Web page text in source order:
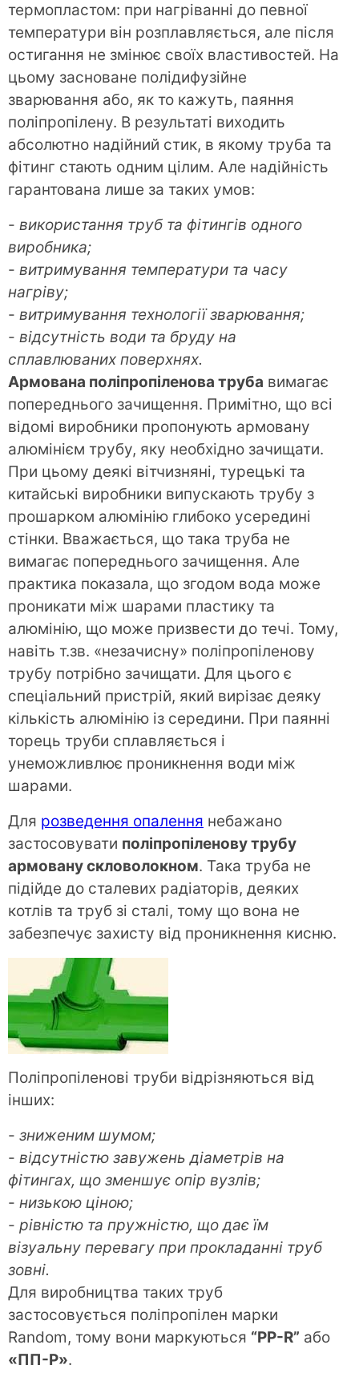
термопластом: при нагріванні до певної
температури він розплавляється, але після
остигання не змінює своїх властивостей. На
цьому засноване полідифузійне
зварювання або, як то кажуть, паяння
поліпропілену. В результаті виходить
абсолютно надійний стик, в якому труба та
фітинг стають одним цілим. Але надійність
гарантована лише за таких умов:
- використання труб та фітингів одного
виробника;
- витримування температури та часу
нагріву;
- витримування технології зварювання;
- відсутність води та бруду на
сплавлюваних поверхнях.
Армована поліпропіленова труба вимагає
попереднього зачищення. Примітно, що всі
відомі виробники пропонують армовану
алюмінієм трубу, яку необхідно зачищати.
При цьому деякі вітчизняні, турецькі та
китайські виробники випускають трубу з
прошарком алюмінію глибоко усередині
стінки. Вважається, що така труба не
вимагає попереднього зачищення. Але
практика показала, що згодом вода може
проникати між шарами пластику та
алюмінію, що може призвести до течі. Тому,
навіть т.зв. «незачисну» поліпропіленову
трубу потрібно зачищати. Для цього є
спеціальний пристрій, який вирізає деяку
кількість алюмінію із середини. При паянні
торець труби сплавляється і
унеможливлює проникнення води між
шарами.
Для розведення опалення небажано
застосовувати поліпропіленову трубу
армовану скловолокном. Така труба не
підійде до сталевих радіаторів, деяких
котлів та труб зі сталі, тому що вона не
забезпечує захисту від проникнення кисню.
Поліпропіленові труби відрізняються від
інших:
- зниженим шумом;
- відсутністю завужень діаметрів на
фітингах, що зменшує опір вузлів;
- низькою ціною;
- рівністю та пружністю, що дає їм
візуальну перевагу при прокладанні труб
зовні.
Для виробництва таких труб
застосовується поліпропілен марки
Random, тому вони маркуються “PP-R” або
«ПП-Р».